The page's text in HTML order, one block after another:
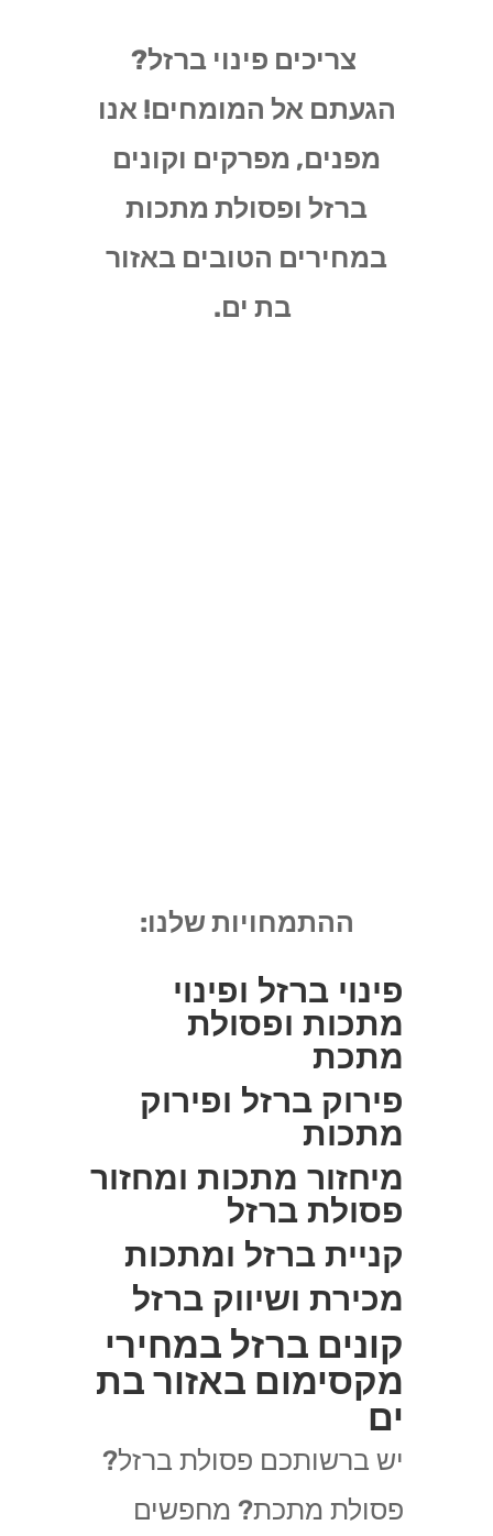
צריכים פינוי ברזל?
הגעתם אל המומחים! אנו
מפנים, מפרקים וקונים
ברזל ופסולת מתכות
במחירים הטובים באזור
בת ים.
ההתמחויות שלנו:
פינוי ברזל ופינוי
מתכות ופסולת
מתכת
פירוק ברזל ופירוק
מתכות
מיחזור מתכות ומחזור
פסולת ברזל
קניית ברזל ומתכות
מכירת ושיווק ברזל
קונים ברזל במחירי
מקסימום באזור בת
ים
יש ברשותכם פסולת ברזל?
פסולת מתכת? מחפשים